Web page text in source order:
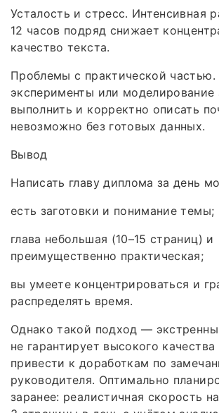
Усталость и стресс. Интенсивная
12 часов подряд снижает
качество текста.
Проблемы с практической частью.
эксперименты или моделирование
выполнить и корректно описать
невозможно без готовых данных.
Вывод
Написать главу диплома за день
есть заготовки и понимание темы;
глава небольшая (10–15 страниц) и
преимущественно практическая;
вы умеете концентрироваться и
распределять время.
Однако такой подход —
не гарантирует высокого
привести к доработкам по
руководителя. Оптимально
заранее: реалистичная скорость